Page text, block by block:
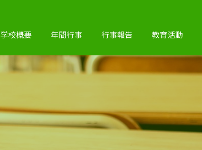
学校概要 年間行事 行事報告 教育活動